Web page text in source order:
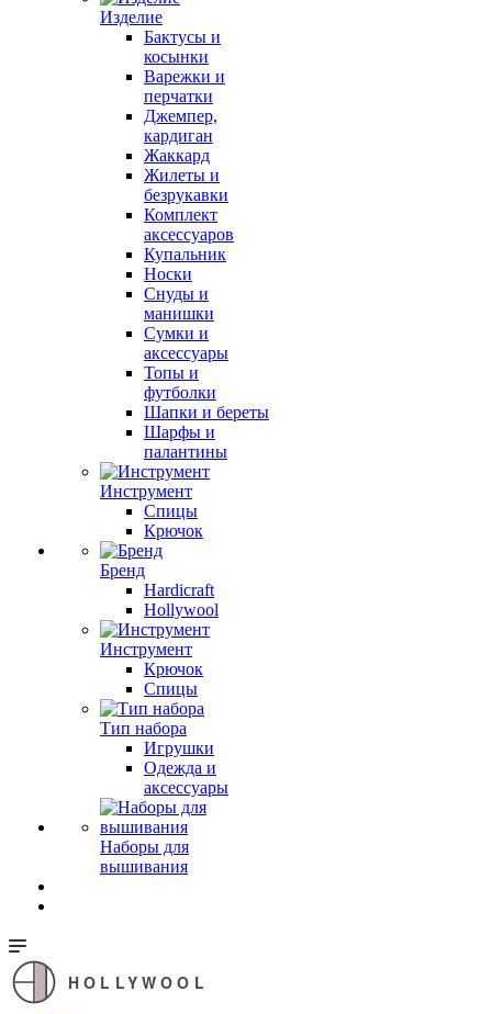
Изделие
Бактусы и
косынки
Варежки и
перчатки
Джемпер,
кардиган
Жаккард
Жилеты и
безрукавки
Комплект
аксессуаров
Купальник
Носки
Снуды и
манишки
Сумки и
аксессуары
Топы и
футболки
Шапки и береты
Шарфы и
палантины
Инструмент
Спицы
Крючок
Бренд
Hardicraft
Hollywool
Инструмент
Крючок
Спицы
Тип набора
Игрушки
Одежда и
аксессуары
Наборы для
вышивания
HOLLYWOOL